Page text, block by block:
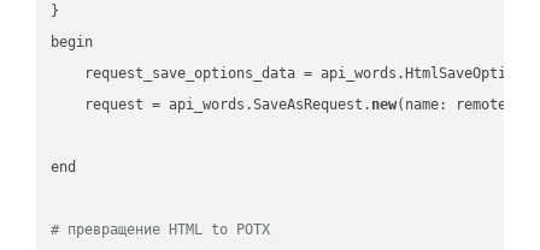
}
begin
request_save_options_data =
    request = api_words.SaveAsRequest.
new(name:
end
# превращение HTML to POTX